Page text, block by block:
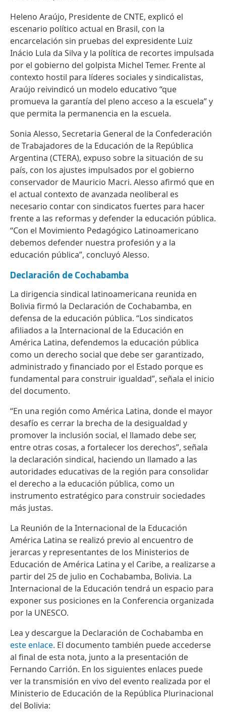
Heleno Araújo, Presidente de CNTE, explicó el
escenario político actual en Brasil, con la
encarcelación sin pruebas del expresidente Luiz
Inácio Lula da Silva y la política de recortes impulsada
por el gobierno del golpista Michel Temer. Frente al
contexto hostil para líderes sociales y sindicalistas,
Araújo reivindicó un modelo educativo “que
promueva la garantía del pleno acceso a la escuela” y
que permita la permanencia en la escuela.
Sonia Alesso, Secretaria General de la Confederación
de Trabajadores de la Educación de la República
Argentina (CTERA), expuso sobre la situación de su
país, con los ajustes impulsados por el gobierno
conservador de Mauricio Macri. Alesso afirmó que en
el actual contexto de avanzada neoliberal es
necesario contar con sindicatos fuertes para hacer
frente a las reformas y defender la educación pública.
“Con el Movimiento Pedagógico Latinoamericano
debemos defender nuestra profesión y a la
educación pública”, concluyó Alesso.
Declaración de Cochabamba
La dirigencia sindical latinoamericana reunida en
Bolivia firmó la Declaración de Cochabamba, en
defensa de la educación pública. “Los sindicatos
afiliados a la Internacional de la Educación en
América Latina, defendemos la educación pública
como un derecho social que debe ser garantizado,
administrado y financiado por el Estado porque es
fundamental para construir igualdad”, señala el inicio
del documento.
“En una región como América Latina, donde el mayor
desafío es cerrar la brecha de la desigualdad y
promover la inclusión social, el llamado debe ser,
entre otras cosas, a fortalecer los derechos”, señala
la declaración sindical, haciendo un llamado a las
autoridades educativas de la región para consolidar
el derecho a la educación pública, como un
instrumento estratégico para construir sociedades
más justas.
La Reunión de la Internacional de la Educación
América Latina se realizó previo al encuentro de
jerarcas y representantes de los Ministerios de
Educación de América Latina y el Caribe, a realizarse a
partir del 25 de julio en Cochabamba, Bolivia. La
Internacional de la Educación tendrá un espacio para
exponer sus posiciones en la Conferencia organizada
por la UNESCO.
Lea y descargue la Declaración de Cochabamba en
este enlace. El documento también puede accederse
al final de esta nota, junto a la presentación de
Fernando Carrión. En los siguientes enlaces puede
ver la transmisión en vivo del evento realizada por el
Ministerio de Educación de la República Plurinacional
del Bolivia: